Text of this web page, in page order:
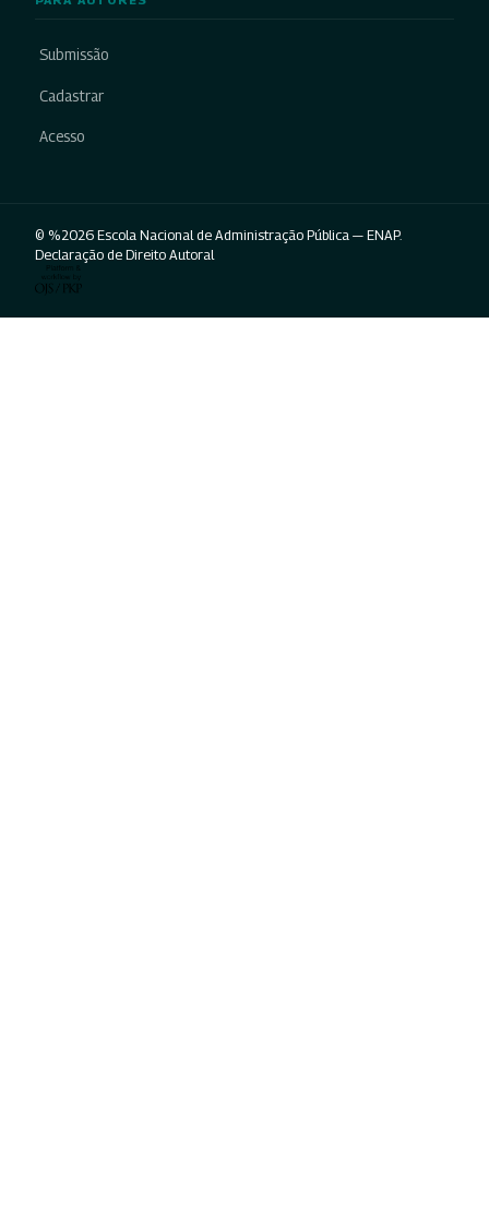
Submissão
Cadastrar
Acesso
© %2026 Escola Nacional de Administração Pública — ENAP.
Declaração de Direito Autoral